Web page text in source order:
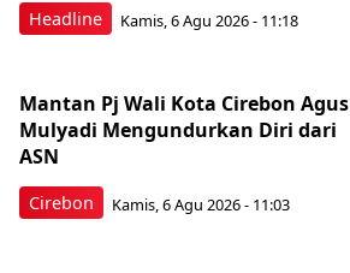
Headline Kamis, 6 Agu 2026 - 11:18
Cirebon
Mantan Pj Wali Kota Cirebon Agus
Mulyadi Mengundurkan Diri dari
ASN
Kamis, 6 Agu 2026 - 11:03